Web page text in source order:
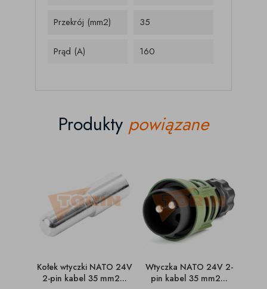
Przekrój (mm2) 35
Prąd (A) 160
Produkty powiązane
Kołek wtyczki NATO 24V
2-pin kabel 35 mm2...
Wtyczka NATO 24V 2-
pin kabel 35 mm2...